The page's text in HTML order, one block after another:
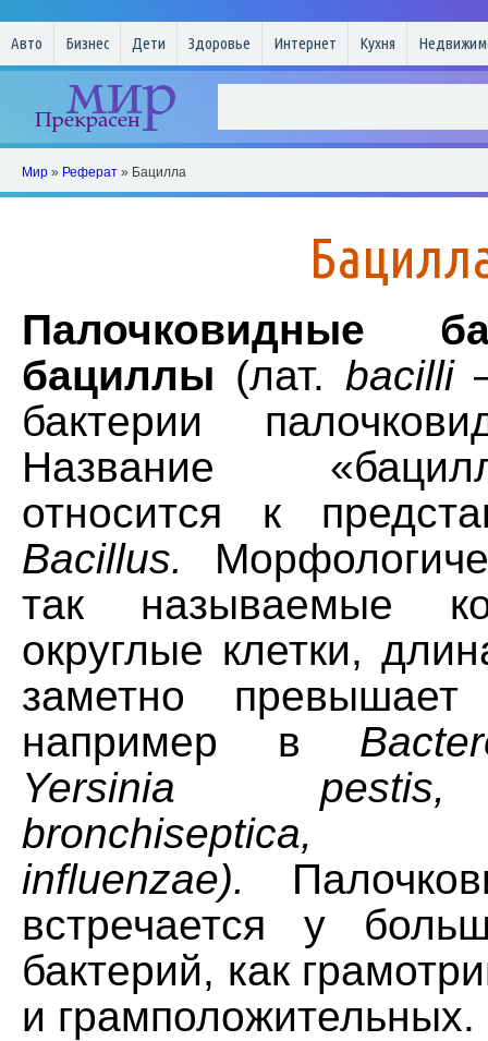
Авто Бизнес Дети Здоровье Интернет Кухня
Мир » Реферат » Бацилла
Палочковидные
бациллы (лат. bacilli
бактерии
Название
относится к
Bacillus.
так называемые
округлые клетки,
заметно
например в
Yersinia pestis,
bronchiseрtica,
influenzae).
встречается у
бактерий, как
и грамположительных.